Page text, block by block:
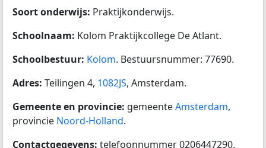
Soort onderwijs: Praktijkonderwijs.
Schoolnaam: Kolom Praktijkcollege De Atlant.
Schoolbestuur: Kolom. Bestuursnummer: 77690.
Adres: Teilingen 4, 1082JS, Amsterdam.
Gemeente en provincie: gemeenteAmsterdam,
provincie Noord-Holland.
Contactgegevens: telefoonnummer 0206447290.